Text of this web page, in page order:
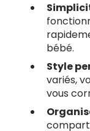
bébé.
Style
variés,
vous